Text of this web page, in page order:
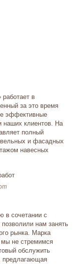
в
за это время
эффективные
наших клиентов. На
полный
и фасадных
навесных
в сочетании с
нам занять
рынка. Марка
мы не стремимся
обслужить